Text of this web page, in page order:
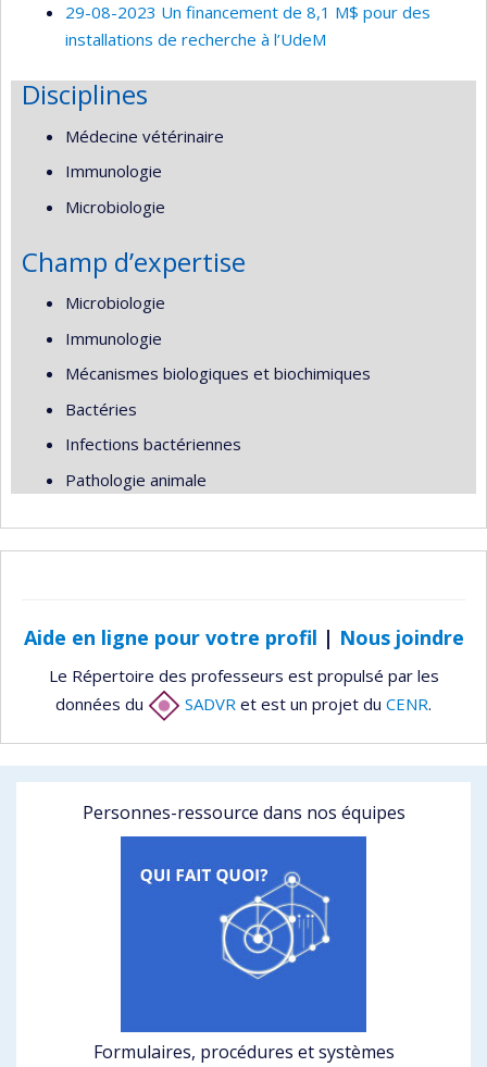
29-08-2023 Un financement de 8,1 M$ pour des
installations de recherche à l’UdeM
Disciplines
Médecine vétérinaire
Immunologie
Microbiologie
Champ d’expertise
Microbiologie
Immunologie
Mécanismes biologiques et biochimiques
Bactéries
Infections bactériennes
Pathologie animale
Aide en ligne pour votre profil | Nous joindre
Le Répertoire des professeurs est propulsé par les
données du
SADVR et est un projet du CENR.
Personnes-ressource dans nos équipes
Formulaires, procédures et systèmes